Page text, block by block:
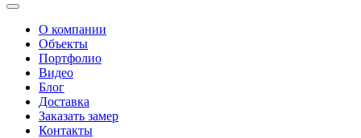
О компании
Объекты
Портфолио
Видео
Блог
Доставка
Заказать замер
Контакты